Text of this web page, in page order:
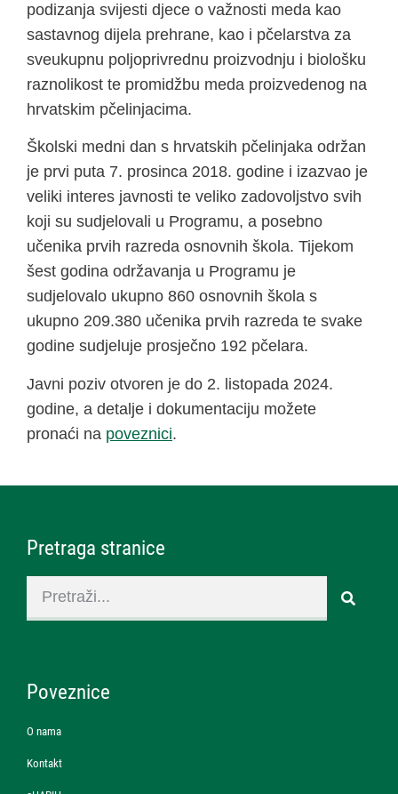
podizanja svijesti djece o važnosti meda kao
sastavnog dijela prehrane, kao i pčelarstva za
sveukupnu poljoprivrednu proizvodnju i biološku
raznolikost te promidžbu meda proizvedenog na
hrvatskim pčelinjacima.
Školski medni dan s hrvatskih pčelinjaka održan
je prvi puta 7. prosinca 2018. godine i izazvao je
veliki interes javnosti te veliko zadovoljstvo svih
koji su sudjelovali u Programu, a posebno
učenika prvih razreda osnovnih škola. Tijekom
šest godina održavanja u Programu je
sudjelovalo ukupno 860 osnovnih škola s
ukupno 209.380 učenika prvih razreda te svake
godine sudjeluje prosječno 192 pčelara.
Javni poziv otvoren je do 2. listopada 2024.
godine, a detalje i dokumentaciju možete
pronaći na poveznici.
Pretraga stranice
Poveznice
O nama
Kontakt